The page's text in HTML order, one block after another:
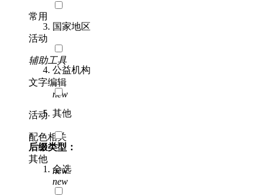
常用
活动
辅助工具
文字编辑
new
活动
配色相关
其他
new
new
国家地区
公益机构
其他
后缀类型：
全选